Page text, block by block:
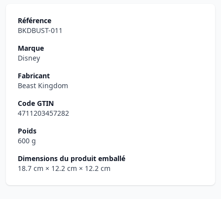
Référence
BKDBUST-011
Marque
Disney
Fabricant
Beast Kingdom
Code GTIN
4711203457282
Poids
600 g
Dimensions du produit emballé
18.7 cm × 12.2 cm × 12.2 cm